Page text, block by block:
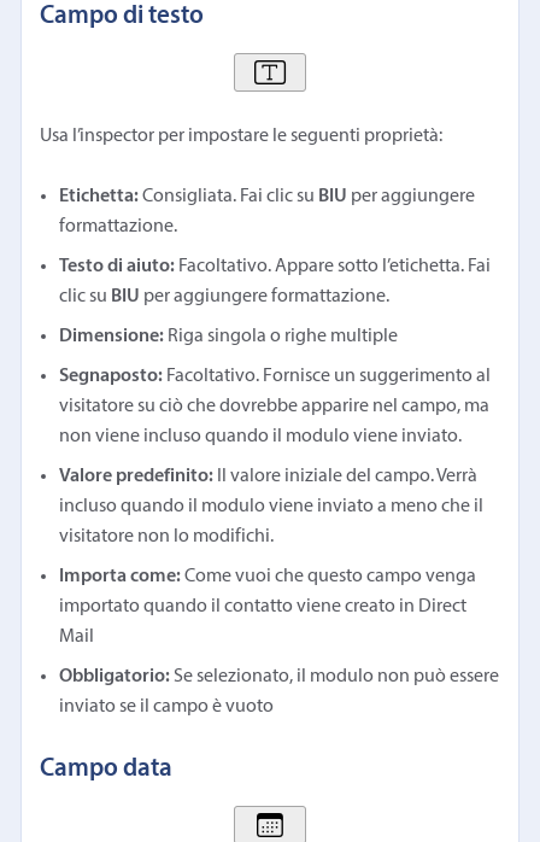
Campo di testo
Usa l’inspector per impostare le seguenti proprietà:
Etichetta:Consigliata. Fai clic su BIU per aggiungere
formattazione.
Testo di aiuto: Facoltativo. Appare sotto l’etichetta. Fai
clic su BIU per aggiungere formattazione.
Dimensione: Riga singola o righe multiple
Segnaposto: Facoltativo. Fornisce un suggerimento al
visitatore su ciò che dovrebbe apparire nel campo, ma
non viene incluso quando il modulo viene inviato.
Valore predefinito: Il valore iniziale del campo. Verrà
incluso quando il modulo viene inviato a meno che il
visitatore non lo modifichi.
Importa come:Come vuoi che questo campo venga
importato quando il contatto viene creato in Direct
Mail
Obbligatorio: Se selezionato, il modulo non può essere
inviato se il campo è vuoto
Campo data